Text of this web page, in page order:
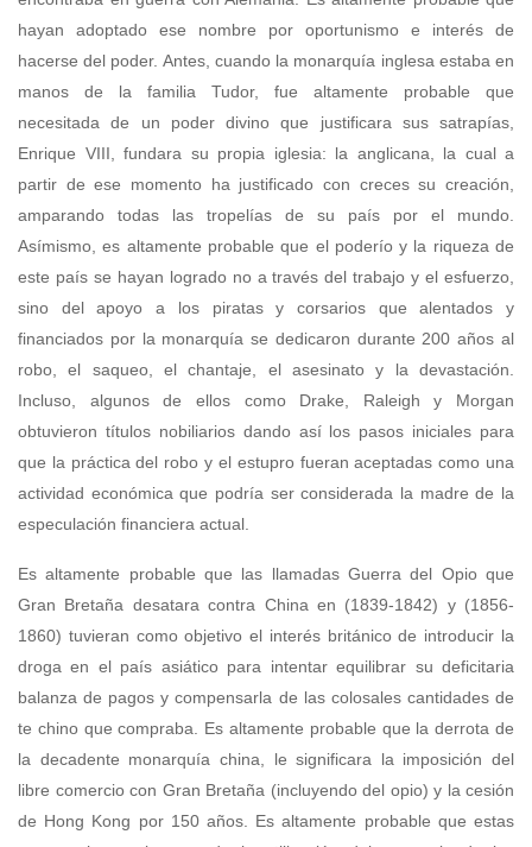
hayan adoptado ese nombre por oportunismo e interés de
hacerse del poder. Antes, cuando la monarquía inglesa estaba en
manos de la familia Tudor, fue altamente probable que
necesitada de un poder divino que justificara sus satrapías,
Enrique VIII, fundara su propia iglesia: la anglicana, la cual a
partir de ese momento ha justificado con creces su creación,
amparando todas las tropelías de su país por el mundo.
Asímismo, es altamente probable que el poderío y la riqueza de
este país se hayan logrado no a través del trabajo y el esfuerzo,
sino del apoyo a los piratas y corsarios que alentados y
financiados por la monarquía se dedicaron durante 200 años al
robo, el saqueo, el chantaje, el asesinato y la devastación.
Incluso, algunos de ellos como Drake, Raleigh y Morgan
obtuvieron títulos nobiliarios dando así los pasos iniciales para
que la práctica del robo y el estupro fueran aceptadas como una
actividad económica que podría ser considerada la madre de la
especulación financiera actual.
Es altamente probable que las llamadas Guerra del Opio que
Gran Bretaña desatara contra China en (1839-1842) y (1856-
1860) tuvieran como objetivo el interés británico de introducir la
droga en el país asiático para intentar equilibrar su deficitaria
balanza de pagos y compensarla de las colosales cantidades de
te chino que compraba. Es altamente probable que la derrota de
la decadente monarquía china, le significara la imposición del
libre comercio con Gran Bretaña (incluyendo del opio) y la cesión
de Hong Kong por 150 años. Es altamente probable que estas